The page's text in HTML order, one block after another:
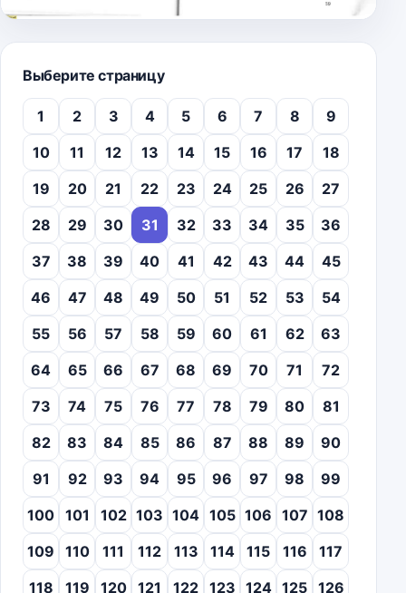
Выберите страницу
1 2 3 4 5 6 7 8
9
10
11 12 13 14 15 16 17
18
19
20 21 22 23 24 25 26
27
28
29 30 31 32 33 34 35
36
37
38 39 40 41 42 43 44
45
46
47 48 49 50 51 52 53
54
55
56 57 58 59 60 61 62
63
64
65 66 67 68 69 70 71
72
73
74 75 76 77 78 79 80
81
82
83 84 85 86 87 88 89
90
91
92 93 94 95 96 97 98
99
100 101 102 103 104 105 106 107 108
109
110 111 112 113 114 115 116
117
118
119 120 121 122 123 124 125 126